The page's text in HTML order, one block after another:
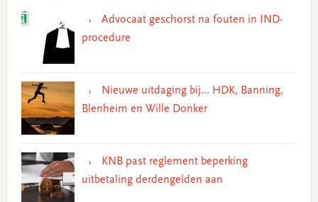
Advocaat geschorst na fouten in IND-
procedure
Nieuwe uitdaging bij… HDK, Banning,
Blenheim en Wille Donker
KNB past reglement beperking
uitbetaling derdengelden aan